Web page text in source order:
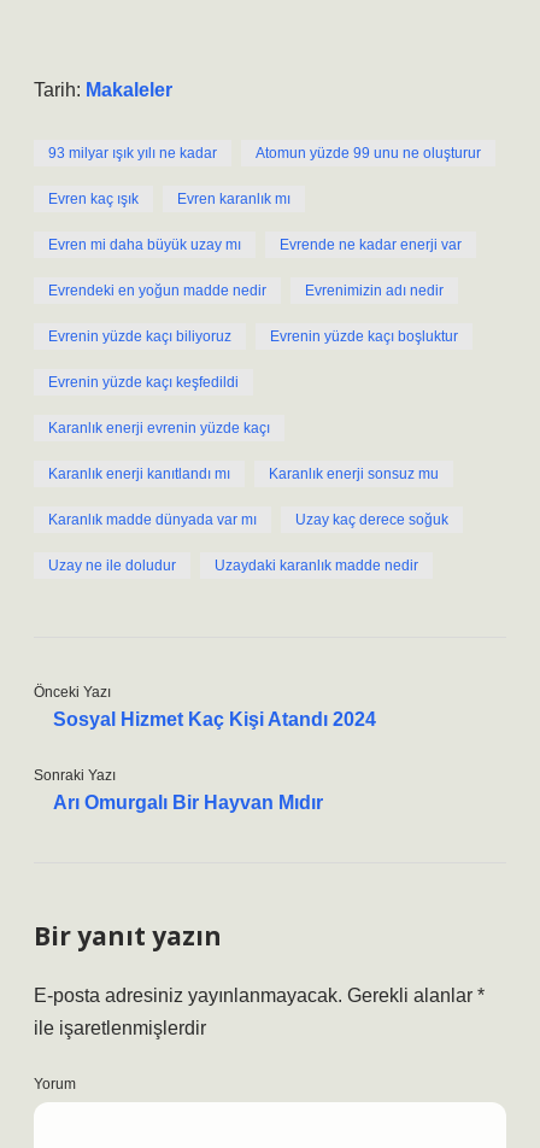
Tarih: Makaleler
93 milyar ışık yılı ne kadar Atomun yüzde 99 unu ne oluşturur
Evren kaç ışık Evren karanlık mı
Evren mi daha büyük uzay mı Evrende ne kadar enerji var
Evrendeki en yoğun madde nedir Evrenimizin adı nedir
Evrenin yüzde kaçı biliyoruz Evrenin yüzde kaçı boşluktur
Evrenin yüzde kaçı keşfedildi
Karanlık enerji evrenin yüzde kaçı
Karanlık enerji kanıtlandı mı Karanlık enerji sonsuz mu
Karanlık madde dünyada var mı Uzay kaç derece soğuk
Uzay ne ile doludur Uzaydaki karanlık madde nedir
Önceki Yazı
Sosyal Hizmet Kaç Kişi Atandı 2024
Sonraki Yazı
Arı Omurgalı Bir Hayvan Mıdır
Bir yanıt yazın
E-posta adresiniz yayınlanmayacak. Gerekli alanlar *
ile işaretlenmişlerdir
Yorum